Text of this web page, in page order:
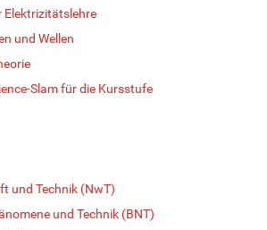
Elektrizitätslehre
und Wellen
Slam für die Kursstufe
und Technik (NwT)
und Technik (BNT)